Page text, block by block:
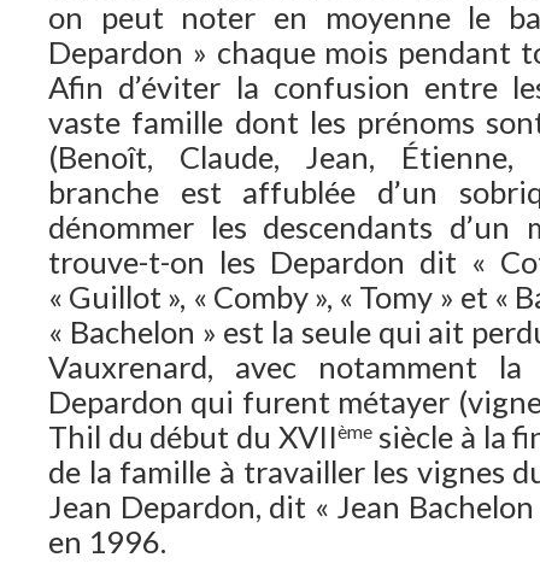
on peut noter en moyenne le
Depardon » chaque mois pendant
Afin d’éviter la confusion entre
vaste famille dont les prénoms
(Benoît, Claude, Jean, Étienne,
branche est affublée d’un
dénommer les descendants d’un
trouve-t-on les Depardon dit «
« Guillot », « Comby », « Tomy » et «
« Bachelon » est la seule qui ait
Vauxrenard, avec notamment
Depardon qui furent métayer
Thil du début du XVIIèmesiècle à la
de la famille à travailler les vignes
Jean Depardon, dit « Jean
en 1996.